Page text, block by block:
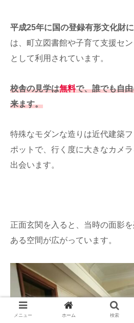
平成25年に国の登録有形文化財
は、町立図書館や子育て支援セ
として利用されています。
校舎の見学は無料で、誰でも自
来ます。
特殊なモダンな造りは近代建築
ポットで、行く度に大きなカメ
出会います。
正面玄関を入ると、当時の面影
ある空間が広がっています。
メニュー ホーム 検索